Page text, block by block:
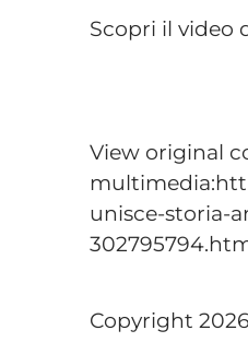
Scopri il video
View original
unisce-storia-
Copyright